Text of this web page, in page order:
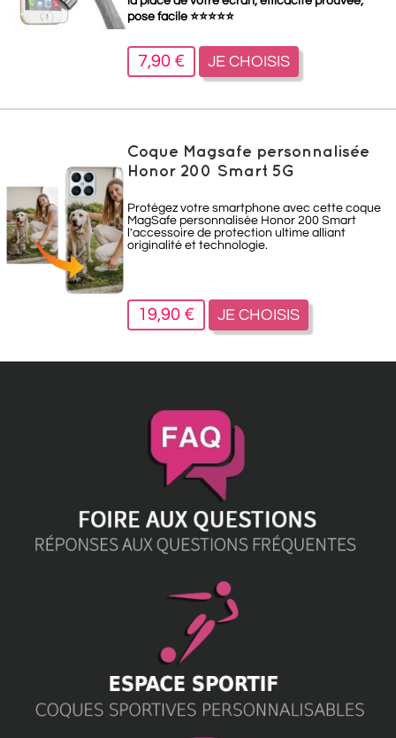
pose facile ⭐⭐⭐⭐⭐
7,90 € JE CHOISIS
Coque Magsafe personnalisée
Honor 200 Smart 5G
Protégez votre smartphone avec cette coque
MagSafe personnalisée Honor 200 Smart
l'accessoire de protection ultime alliant
originalité et technologie.
19,90 € JE CHOISIS